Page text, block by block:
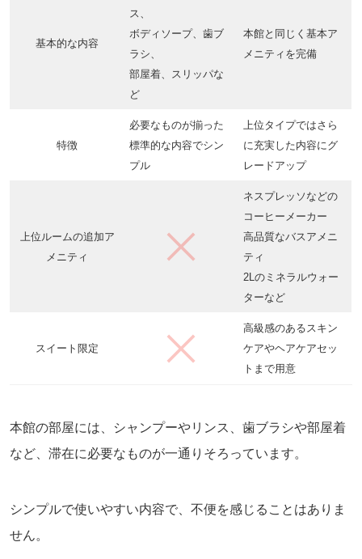
基本的な内容
ス、
ボディソープ、歯ブ
ラシ、
部屋着、スリッパな
ど
本館と同じく基本ア
メニティを完備
特徴
必要なものが揃った
標準的な内容でシン
プル
上位タイプではさら
に充実した内容にグ
レードアップ
上位ルームの追加ア
メニティ
ネスプレッソなどの
コーヒーメーカー
高品質なバスアメニ
ティ
2Lのミネラルウォー
ターなど
スイート限定
高級感のあるスキン
ケアやヘアケアセッ
トまで用意
本館の部屋には、シャンプーやリンス、歯ブラシや部屋着
など、滞在に必要なものが一通りそろっています。
シンプルで使いやすい内容で、不便を感じることはありま
せん。